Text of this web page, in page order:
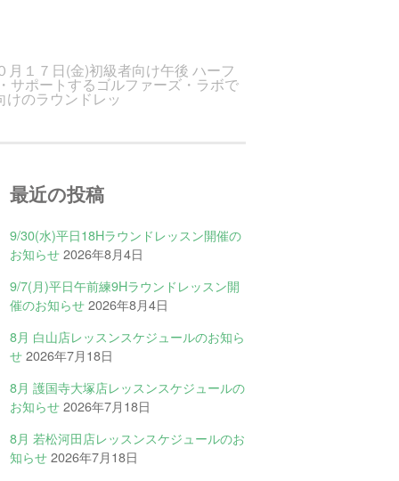
１７日(金)初級者向け午後 ハーフ
ポートするゴルファーズ・ラボで
のラウンドレッ
最近の投稿
9/30(水)平日18Hラウンドレッスン開催の
お知らせ2026年8月4日
9/7(月)平日午前練9Hラウンドレッスン開
催のお知らせ2026年8月4日
8月 白山店レッスンスケジュールのお知ら
せ2026年7月18日
8月 護国寺大塚店レッスンスケジュールの
お知らせ2026年7月18日
8月 若松河田店レッスンスケジュールのお
知らせ2026年7月18日